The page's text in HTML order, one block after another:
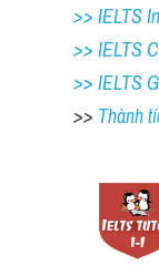
>> IELTS
>> IELTS
>> IELTS
>> Thành